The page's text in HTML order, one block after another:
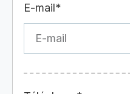
E-mail*